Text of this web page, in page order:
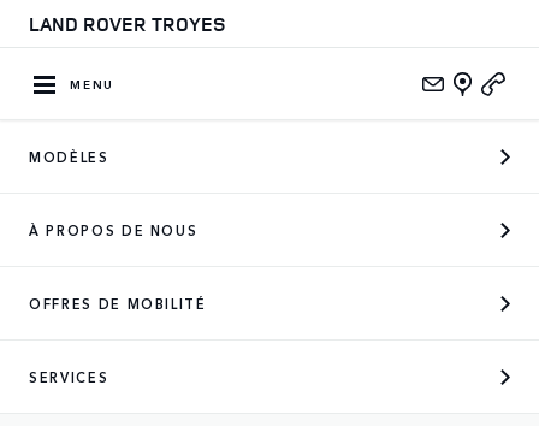
LAND ROVER TROYES
MENU
MODÈLES
À PROPOS DE NOUS
OFFRES DE MOBILITÉ
SERVICES